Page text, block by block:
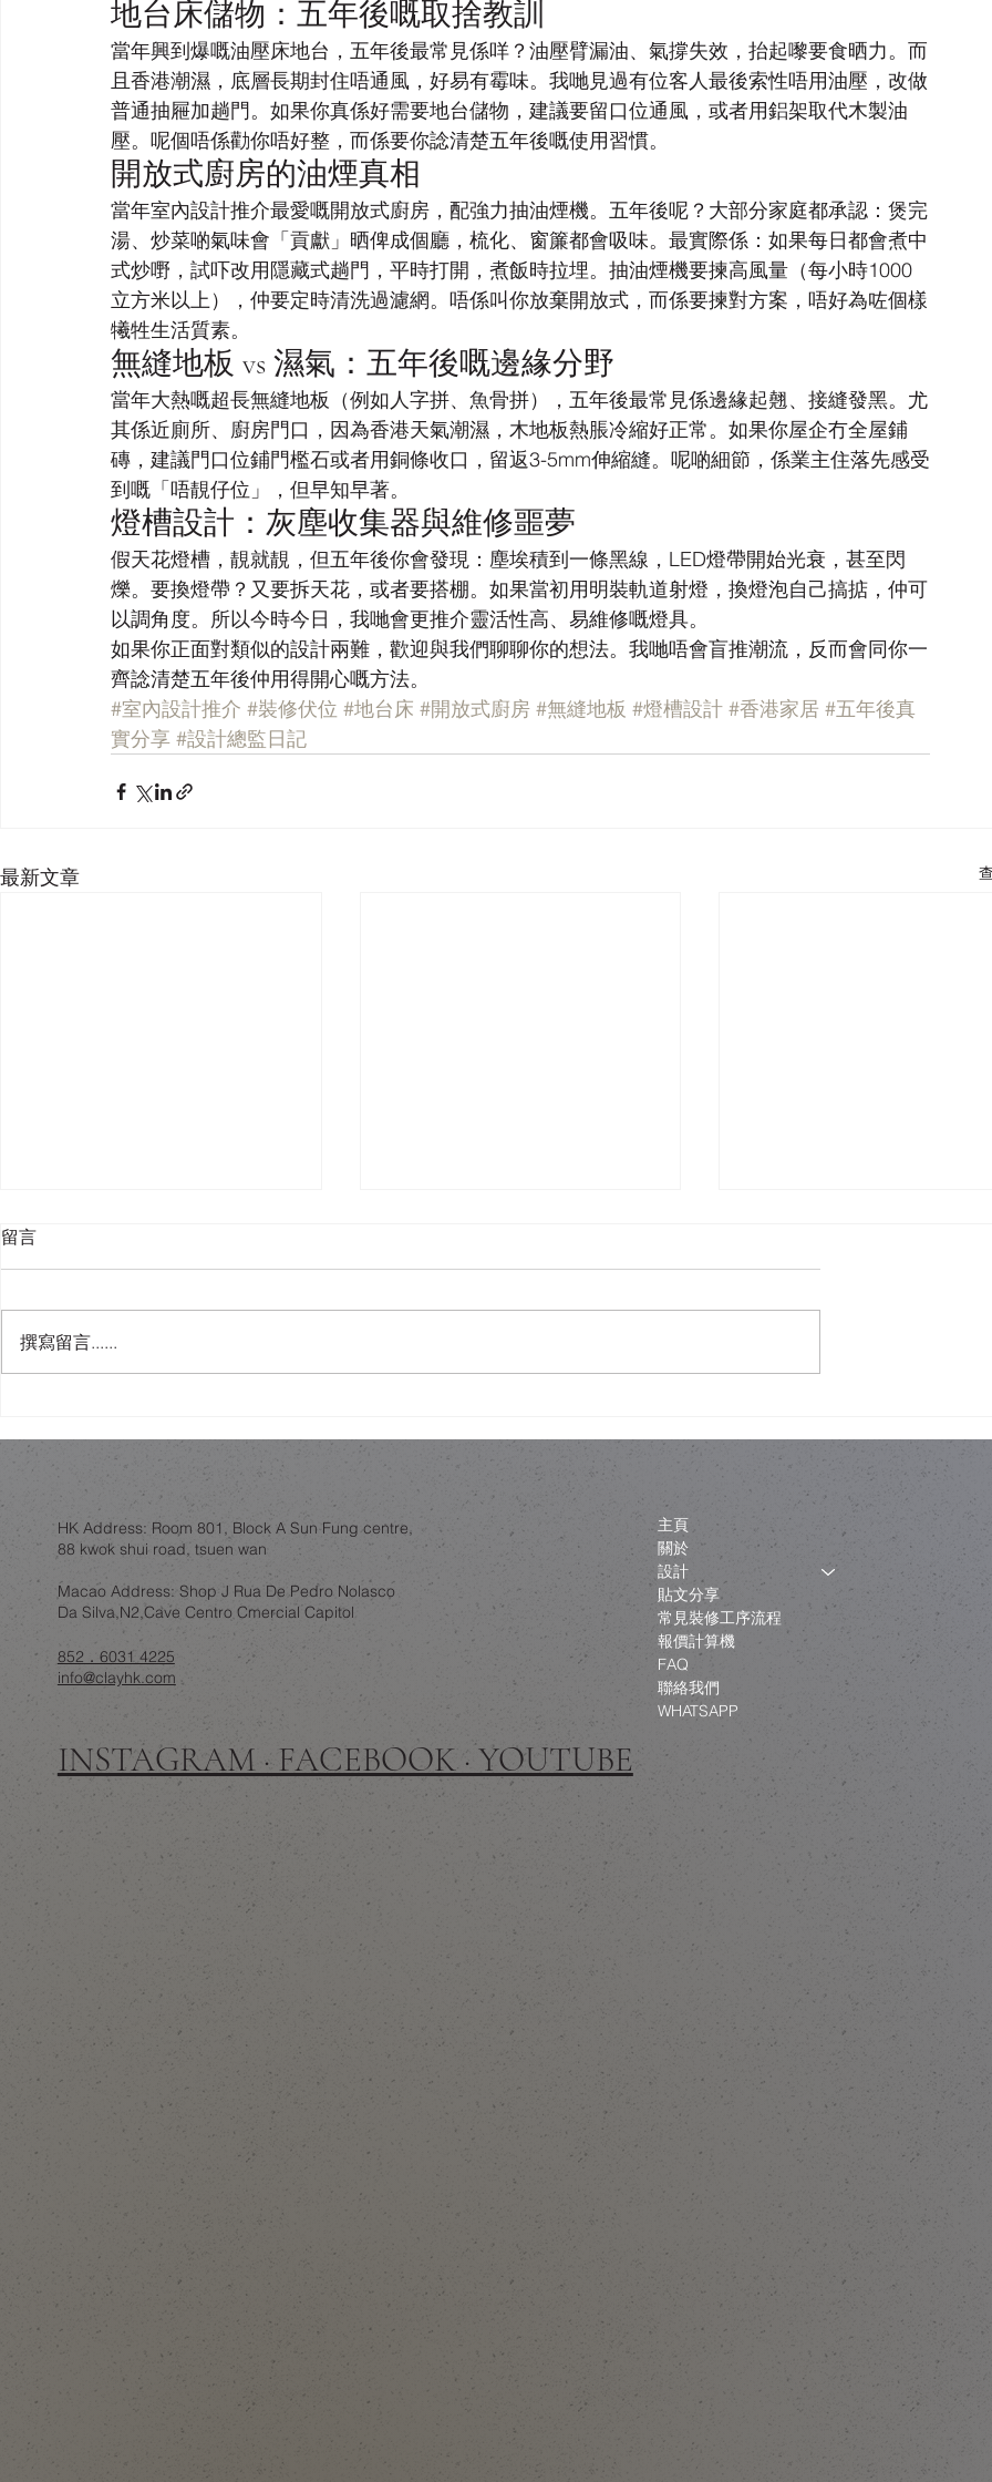
地台床儲物：五年後嘅取捨教訓
當年興到爆嘅油壓床地台，五年後最常見係咩？油壓臂漏油、氣撐失效，抬起嚟要食晒力。而
且香港潮濕，底層長期封住唔通風，好易有霉味。我哋見過有位客人最後索性唔用油壓，改做
普通抽屜加趟門。如果你真係好需要地台儲物，建議要留口位通風，或者用鋁架取代木製油
壓。呢個唔係勸你唔好整，而係要你諗清楚五年後嘅使用習慣。
開放式廚房的油煙真相
當年室內設計推介最愛嘅開放式廚房，配強力抽油煙機。五年後呢？大部分家庭都承認：煲完
湯、炒菜啲氣味會「貢獻」晒俾成個廳，梳化、窗簾都會吸味。最實際係：如果每日都會煮中
式炒嘢，試吓改用隱藏式趟門，平時打開，煮飯時拉埋。抽油煙機要揀高風量（每小時1000
立方米以上），仲要定時清洗過濾網。唔係叫你放棄開放式，而係要揀對方案，唔好為咗個樣
犧牲生活質素。
無縫地板 vs 濕氣：五年後嘅邊緣分野
當年大熱嘅超長無縫地板（例如人字拼、魚骨拼），五年後最常見係邊緣起翹、接縫發黑。尤
其係近廁所、廚房門口，因為香港天氣潮濕，木地板熱脹冷縮好正常。如果你屋企冇全屋鋪
磚，建議門口位鋪門檻石或者用銅條收口，留返3-5mm伸縮縫。呢啲細節，係業主住落先感受
到嘅「唔靚仔位」，但早知早著。
燈槽設計：灰塵收集器與維修噩夢
假天花燈槽，靚就靚，但五年後你會發現：塵埃積到一條黑線，LED燈帶開始光衰，甚至閃
爍。要換燈帶？又要拆天花，或者要搭棚。如果當初用明裝軌道射燈，換燈泡自己搞掂，仲可
以調角度。所以今時今日，我哋會更推介靈活性高、易維修嘅燈具。
如果你正面對類似的設計兩難，歡迎與我們聊聊你的想法。我哋唔會盲推潮流，反而會同你一
齊諗清楚五年後仲用得開心嘅方法。
#室內設計推介 #裝修伏位 #地台床 #開放式廚房 #無縫地板 #燈槽設計 #香港家居 #五年後真
實分享 #設計總監日記
最新文章
錯視設計作為一層誘餌
練：結構限制下的設計取捨
破壞」：翻新工程如何不淪
政治騷？
留言
撰寫留言......
HK Address: Room 801, Block A Sun Fung centre,
88 kwok shui road, tsuen wan
Macao Address: Shop J Rua De Pedro Nolasco
Da Silva,N2,Cave Centro Cmercial Capitol
852．6031 4225
info@clayhk.com
INSTAGRAM · FACEBOOK · YOUTUBE
主頁
關於
設計
貼文分享
常見裝修工序流程
報價計算機
FAQ
聯絡我們
WHATSAPP